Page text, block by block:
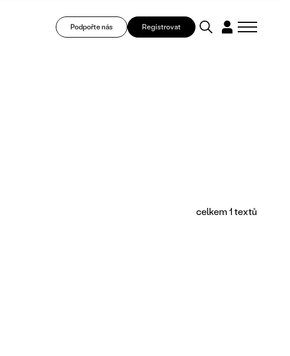
Podpořte nás Registrovat
celkem 1 textů